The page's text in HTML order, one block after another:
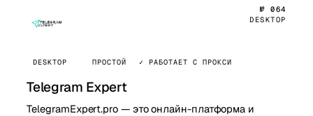
№ 064
DESKTOP
DESKTOP ПРОСТОЙ ✓ РАБОТАЕТ С ПРОКСИ
Telegram Expert
TelegramExpert.pro — это онлайн-платформа и